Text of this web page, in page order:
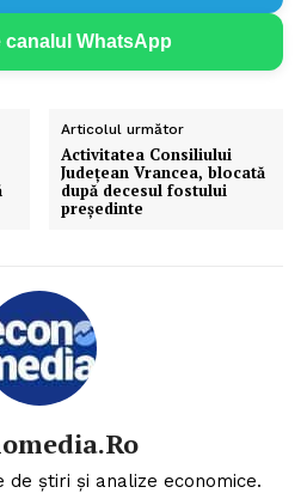
canalul WhatsApp
Articolul următor
Activitatea Consiliului
Județean Vrancea, blocată
după decesul fostului
președinte
de știri și analize economice.